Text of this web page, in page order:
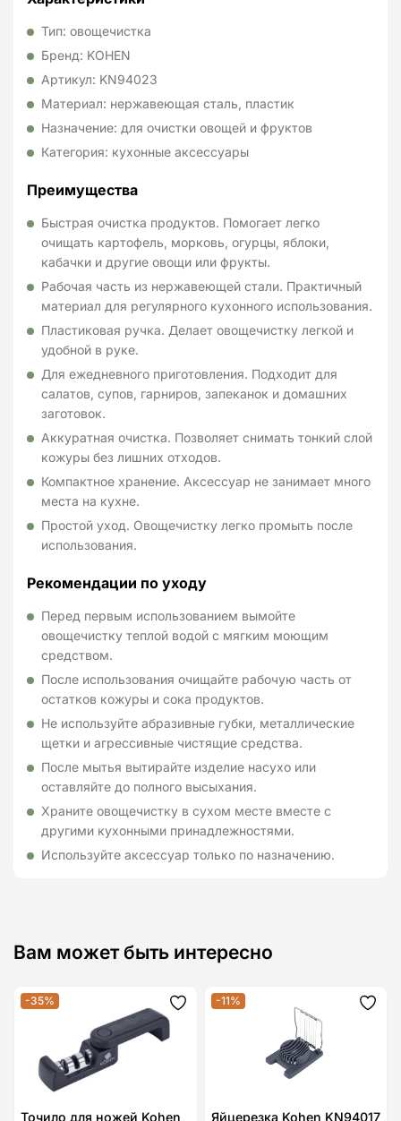
Тип: овощечистка
Бренд: KOHEN
Артикул: KN94023
Материал: нержавеющая сталь, пластик
Назначение: для очистки овощей и фруктов
Категория: кухонные аксессуары
Преимущества
Быстрая очистка продуктов. Помогает легко
очищать картофель, морковь, огурцы, яблоки,
кабачки и другие овощи или фрукты.
Рабочая часть из нержавеющей стали. Практичный
материал для регулярного кухонного использования.
Пластиковая ручка. Делает овощечистку легкой и
удобной в руке.
Для ежедневного приготовления. Подходит для
салатов, супов, гарниров, запеканок и домашних
заготовок.
Аккуратная очистка. Позволяет снимать тонкий слой
кожуры без лишних отходов.
Компактное хранение. Аксессуар не занимает много
места на кухне.
Простой уход. Овощечистку легко промыть после
использования.
Рекомендации по уходу
Перед первым использованием вымойте
овощечистку теплой водой с мягким моющим
средством.
После использования очищайте рабочую часть от
остатков кожуры и сока продуктов.
Не используйте абразивные губки, металлические
щетки и агрессивные чистящие средства.
После мытья вытирайте изделие насухо или
оставляйте до полного высыхания.
Храните овощечистку в сухом месте вместе с
другими кухонными принадлежностями.
Используйте аксессуар только по назначению.
Вам может быть интересно
-35% Додати
Точило для ножей Kohen
-11%
Яйцерезка Kohen KN94017